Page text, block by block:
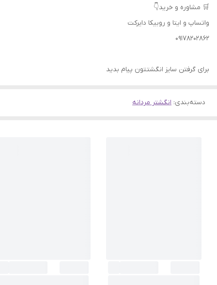
🛒 مشاوره و خرید👇
واتساپ و ایتا و روبیکا دایرکت
09178202862
برای گرفتن سایز انگشتتون پیام بدید
دسته‌بندی: انگشتر مردانه